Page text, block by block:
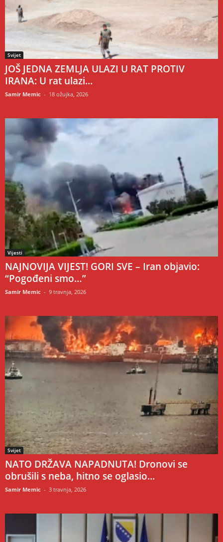
Svijet
JOŠ JEDNA ZEMLJA ULAZI U RAT PROTIV
IRANA: U rat ulazi...
Samir Memic - 18 ožujka, 2026
Vijesti
NAJNOVIJA VIJEST! GORI SVE – Iran objavio:
“Pogođeni smo…”
Samir Memic - 9 travnja, 2026
Svijet
NATO DRŽAVA NAPADNUTA! Dronovi se
obrušili s neba, hitno se oglasio...
Samir Memic - 3 travnja, 2026